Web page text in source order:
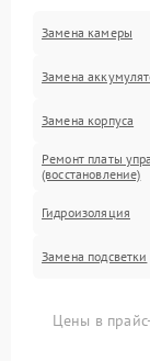
Замена камеры
Замена
Замена корпуса
Ремонт платы
(восстановление)
Гидроизоляция
Замена подсветки
Цены в